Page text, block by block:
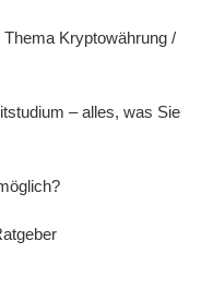
Kryptowährung /
– alles, was Sie